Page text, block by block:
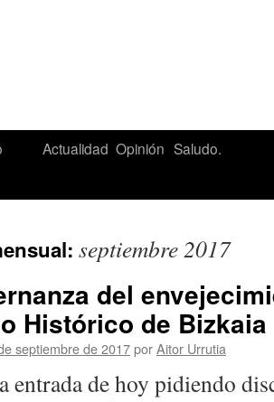
Actualidad Opinión Saludo.
septiembre 2017
del
Histórico de Bizkaia
septiembre de 2017porAitor Urrutia
entrada de hoy pidiendo